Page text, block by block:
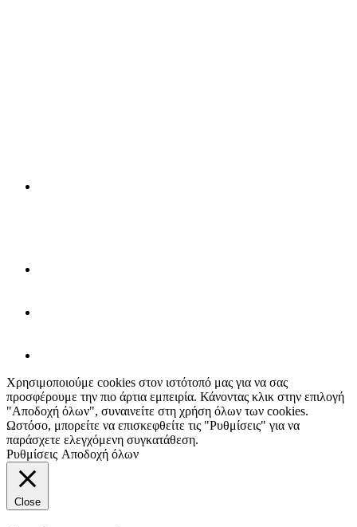
Χρησιμοποιούμε cookies στον ιστότοπό μας για να σας
προσφέρουμε την πιο άρτια εμπειρία. Κάνοντας κλικ στην επιλογή
"Αποδοχή όλων", συναινείτε στη χρήση όλων των cookies.
Ωστόσο, μπορείτε να επισκεφθείτε τις "Ρυθμίσεις" για να
παράσχετε ελεγχόμενη συγκατάθεση.
Ρυθμίσεις Αποδοχή όλων
Close